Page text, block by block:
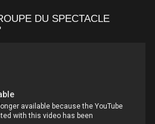
DU SPECTACLE